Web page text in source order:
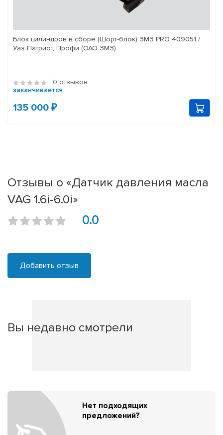
Блок цилиндров в сборе (Шорт-блок) ЗМЗ PRO 409051 /
Уаз Патриот, Профи (ОАО ЗМЗ)
0 отзывов
заканчивается
135 000 ₽
Отзывы о «Датчик давления масла
VAG 1.6i-6.0i»
0.0
Добавить отзыв
Вы недавно смотрели
Нет подходящих
предложений?